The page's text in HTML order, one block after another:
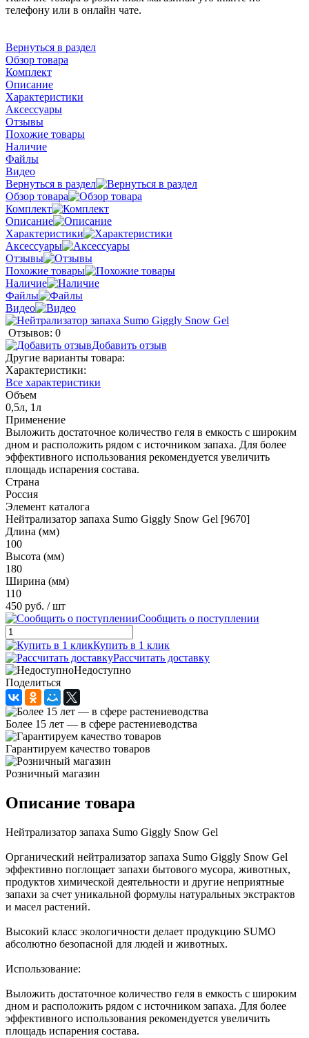
телефону или в онлайн чате.
Вернуться в раздел
Обзор товара
Комплект
Описание
Характеристики
Аксессуары
Отзывы
Похожие товары
Наличие
Файлы
Видео
Вернуться в раздел
Обзор товара
Комплект
Описание
Характеристики
Аксессуары
Отзывы
Похожие товары
Наличие
Файлы
Видео
Отзывов: 0
Добавить отзыв
Другие варианты товара:
Характеристики:
Все характеристики
Объем
0,5л, 1л
Применение
Выложить достаточное количество геля в емкость с широким
дном и расположить рядом с источником запаха. Для более
эффективного использования рекомендуется увеличить
площадь испарения состава.
Страна
Россия
Элемент каталога
Нейтрализатор запаха Sumo Giggly Snow Gel [9670]
Длина (мм)
100
Высота (мм)
180
Ширина (мм)
110
450 руб. / шт
Сообщить о поступлении
Купить в 1 клик
Рассчитать доставку
Недоступно
Поделиться
Более 15 лет — в сфере растениеводства
Гарантируем качество товаров
Розничный магазин
Описание товара
Нейтрализатор запаха Sumo Giggly Snow Gel
Органический нейтрализатор запаха Sumo Giggly Snow Gel
эффективно поглощает запахи бытового мусора, животных,
продуктов химической деятельности и другие неприятные
запахи за счет уникальной формулы натуральных экстрактов
и масел растений.
Высокий класс экологичности делает продукцию SUMO
абсолютно безопасной для людей и животных.
Использование:
Выложить достаточное количество геля в емкость с широким
дном и расположить рядом с источником запаха. Для более
эффективного использования рекомендуется увеличить
площадь испарения состава.